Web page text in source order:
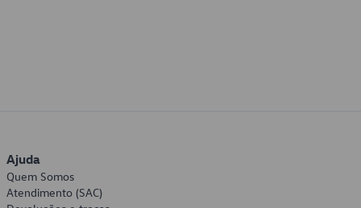
Ajuda
Quem Somos
Atendimento (SAC)